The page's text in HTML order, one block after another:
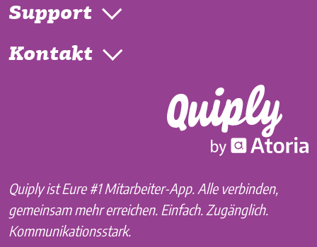
Support
Kontakt
Quiply ist Eure #1 Mitarbeiter-App. Alle verbinden,
gemeinsam mehr erreichen. Einfach. Zugänglich.
Kommunikationsstark.